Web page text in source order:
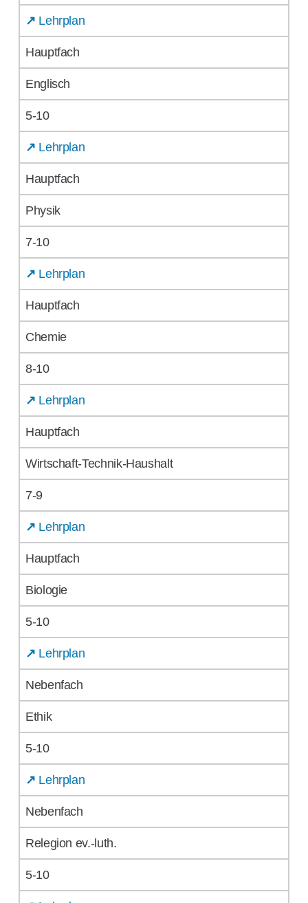
↗ Lehrplan
Hauptfach
Englisch
5-10
↗ Lehrplan
Hauptfach
Physik
7-10
↗ Lehrplan
Hauptfach
Chemie
8-10
↗ Lehrplan
Hauptfach
Wirtschaft-Technik-Haushalt
7-9
↗ Lehrplan
Hauptfach
Biologie
5-10
↗ Lehrplan
Nebenfach
Ethik
5-10
↗ Lehrplan
Nebenfach
Relegion ev.-luth.
5-10